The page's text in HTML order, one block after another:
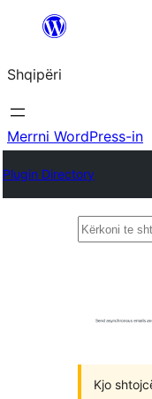
Hidhu
lënda
Shqipëri
Merrni WordPress-in
Plugin Directory
Kërkoni
Kjo